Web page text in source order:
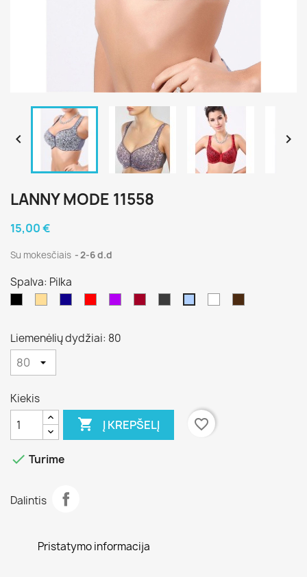
 
LANNY MODE 11558
15,00 €
Su mokesčiais 2-6 d.d
Spalva: Pilka
Liemenėlių dydžiai: 80
Kiekis
 Į KREPŠELĮ favorite_border
 Turime
Dalintis
Pristatymo informacija